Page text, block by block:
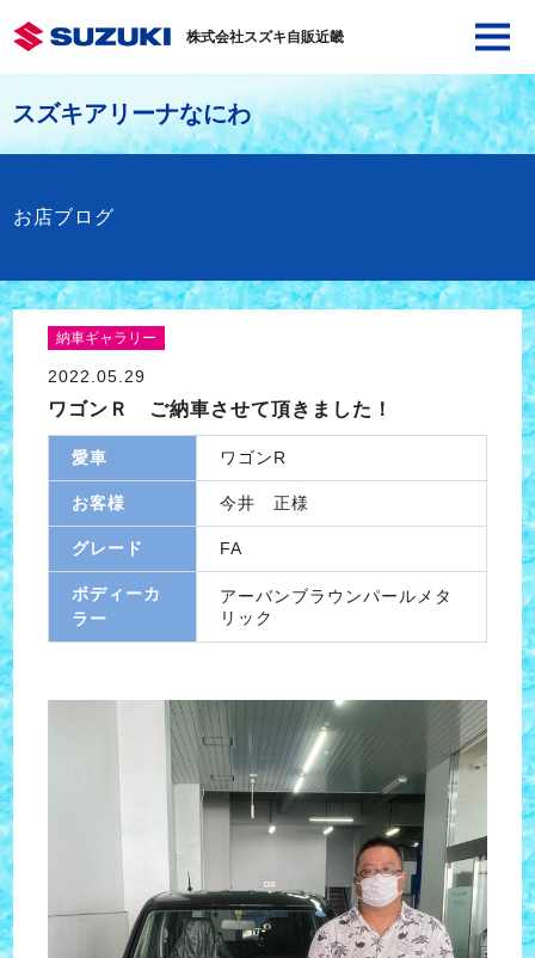
株式会社スズキ自販近畿
スズキアリーナなにわ
お店ブログ
納車ギャラリー
2022.05.29
ワゴンＲ ご納車させて頂きました！
愛車 ワゴンR
お客様 今井 正様
グレード FA
ボディーカ
ラー
アーバンブラウンパールメタ
リック